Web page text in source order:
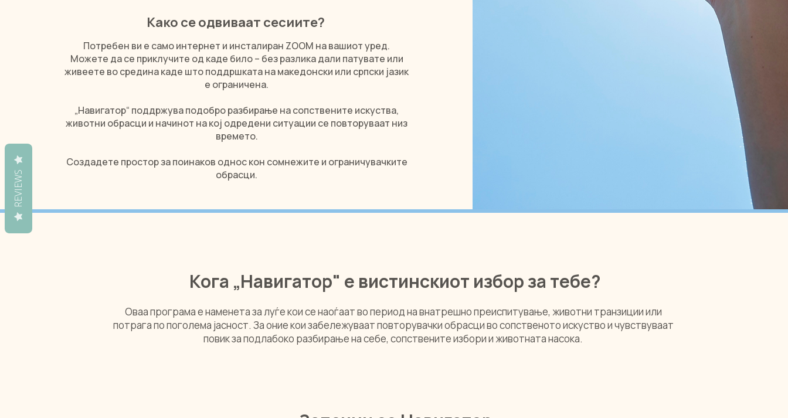
Како се одвиваат сесиите?
Потребен ви е само интернет и инсталиран ZOOM на вашиот уред.
Можете да се приклучите од каде било – без разлика дали патувате или
живеете во средина каде што поддршката на македонски или српски јазик
е ограничена.
„Навигатор“ поддржува подобро разбирање на сопствените искуства,
животни обрасци и начинот на кој одредени ситуации се повторуваат низ
времето.
Создадете простор за поинаков однос кон сомнежите и ограничувачките
обрасци.
Кога „Навигатор" е вистинскиот избор за тебе?
Оваа програма е наменета за луѓе кои се наоѓаат во период на внатрешно преиспитување, животни транзиции или
потрага по поголема јасност. За оние кои забележуваат повторувачки обрасци во сопственото искуство и чувствуваат
повик за подлабоко разбирање на себе, сопствените избори и животната насока.
REVIEWS